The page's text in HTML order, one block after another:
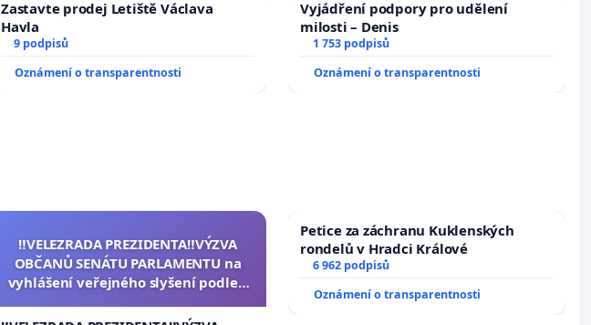
Zastavte prodej Letiště Václava
Havla
9 podpisů
Oznámení o transparentnosti
Vyjádření podpory pro udělení
milosti – Denis
1 753 podpisů
Oznámení o transparentnosti
‼️VELEZRADA PREZIDENTA‼️VÝZVA
OBČANŮ SENÁTU PARLAMENTU na
vyhlášení veřejného slyšení podle §
na přijetí usnesení k podání ústavní
Petice za záchranu Kuklenských
rondelů v Hradci Králové
6 962 podpisů
Oznámení o transparentnosti